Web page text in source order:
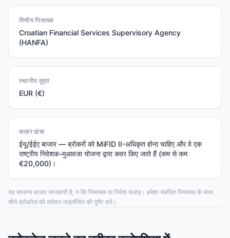
वित्तीय नियामक
Croatian Financial Services Supervisory Agency
(HANFA)
स्थानीय मुद्रा
EUR (€)
बाज़ार ढांचा
ईयू/ईईए बाजार — ब्रोकरों को MiFID II-अधिकृत होना चाहिए और वे एक
राष्ट्रीय निवेशक-मुआवजा योजना द्वारा कवर किए जाते हैं (कम से कम
€20,000)।
यह सामान्य बाजार जानकारी है, न कि नियामक या निवेश सलाह। हमेशा संबंधित नियामक के साथ
सीधे ब्रोकरेज की वर्तमान लाइसेंसिंग की पुष्टि करें।